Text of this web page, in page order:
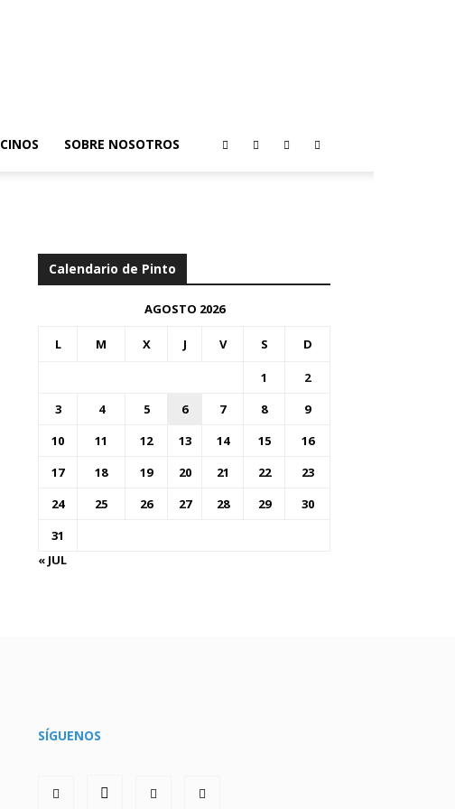
SOBRE NOSOTROS
Calendario de Pinto
AGOSTO 2026
L M X J V S D
1
2
3
4 5 6 7 8
9
10
11 12 13 14 15
16
17
18 19 20 21 22
23
24
25 26 27 28 29
30
31
« JUL
SÍGUENOS